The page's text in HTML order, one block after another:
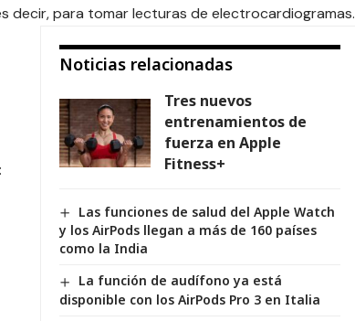
decir, para tomar lecturas de electrocardiogramas.
Noticias relacionadas
Tres nuevos
entrenamientos de
fuerza en Apple
Fitness+
Las funciones de salud del Apple Watch
y los AirPods llegan a más de 160 países
como la India
La función de audífono ya está
disponible con los AirPods Pro 3 en Italia